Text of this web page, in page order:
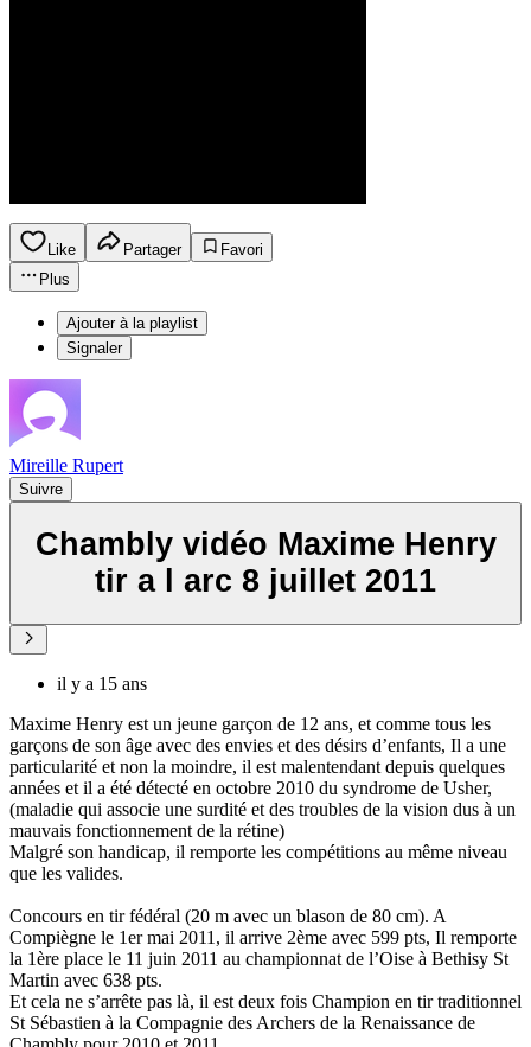
Like Partager
Favori
Plus
Ajouter à la playlist
Signaler
Mireille Rupert
Suivre
Chambly vidéo Maxime Henry
tir a l arc 8 juillet 2011
il y a 15 ans
Maxime Henry est un jeune garçon de 12 ans, et comme tous les
garçons de son âge avec des envies et des désirs d’enfants, Il a une
particularité et non la moindre, il est malentendant depuis quelques
années et il a été détecté en octobre 2010 du syndrome de Usher,
(maladie qui associe une surdité et des troubles de la vision dus à un
mauvais fonctionnement de la rétine)
Malgré son handicap, il remporte les compétitions au même niveau
que les valides.
Concours en tir fédéral (20 m avec un blason de 80 cm). A
Compiègne le 1er mai 2011, il arrive 2ème avec 599 pts, Il remporte
la 1ère place le 11 juin 2011 au championnat de l’Oise à Bethisy St
Martin avec 638 pts.
Et cela ne s’arrête pas là, il est deux fois Champion en tir traditionnel
St Sébastien à la Compagnie des Archers de la Renaissance de